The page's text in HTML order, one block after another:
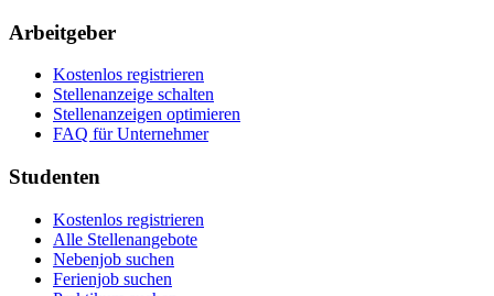
Arbeitgeber
Kostenlos registrieren
Stellenanzeige schalten
Stellenanzeigen optimieren
FAQ für Unternehmer
Studenten
Kostenlos registrieren
Alle Stellenangebote
Nebenjob suchen
Ferienjob suchen